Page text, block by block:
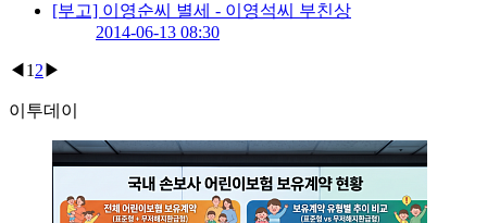
[부고] 이영순씨 별세 - 이영석씨 부친상
2014-06-13 08:30
◀ 1 2 ▶
이투데이